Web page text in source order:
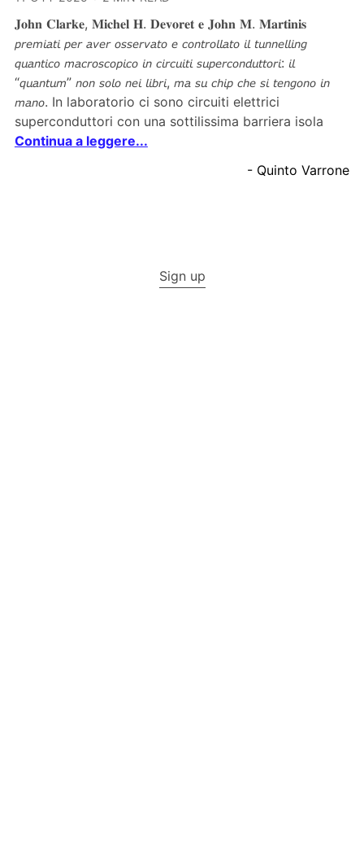
𝐉𝐨𝐡𝐧 𝐂𝐥𝐚𝐫𝐤𝐞, 𝐌𝐢𝐜𝐡𝐞𝐥 𝐇. 𝐃𝐞𝐯𝐨𝐫𝐞𝐭 𝐞 𝐉𝐨𝐡𝐧 𝐌. 𝐌𝐚𝐫𝐭𝐢𝐧𝐢𝐬
𝘱𝘳𝘦𝘮𝘪𝘢𝘵𝘪 𝘱𝘦𝘳 𝘢𝘷𝘦𝘳 𝘰𝘴𝘴𝘦𝘳𝘷𝘢𝘵𝘰 𝘦 𝘤𝘰𝘯𝘵𝘳𝘰𝘭𝘭𝘢𝘵𝘰 𝘪𝘭 𝘵𝘶𝘯𝘯𝘦𝘭𝘭𝘪𝘯𝘨
𝘲𝘶𝘢𝘯𝘵𝘪𝘤𝘰 𝘮𝘢𝘤𝘳𝘰𝘴𝘤𝘰𝘱𝘪𝘤𝘰 𝘪𝘯 𝘤𝘪𝘳𝘤𝘶𝘪𝘵𝘪 𝘴𝘶𝘱𝘦𝘳𝘤𝘰𝘯𝘥𝘶𝘵𝘵𝘰𝘳𝘪: 𝘪𝘭
“𝘲𝘶𝘢𝘯𝘵𝘶𝘮” 𝘯𝘰𝘯 𝘴𝘰𝘭𝘰 𝘯𝘦𝘪 𝘭𝘪𝘣𝘳𝘪, 𝘮𝘢 𝘴𝘶 𝘤𝘩𝘪𝘱 𝘤𝘩𝘦 𝘴𝘪 𝘵𝘦𝘯𝘨𝘰𝘯𝘰 𝘪𝘯
𝘮𝘢𝘯𝘰. In laboratorio ci sono circuiti elettrici
superconduttori con una sottilissima barriera isola
Continua a leggere...
- Quinto Varrone
Sign up